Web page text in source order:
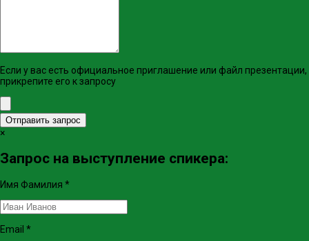
Если у вас есть официальное приглашение или файл презентации,
прикрепите его к запросу
Отправить запрос
×
Запрос на выступление спикера:
Имя Фамилия *
Email *